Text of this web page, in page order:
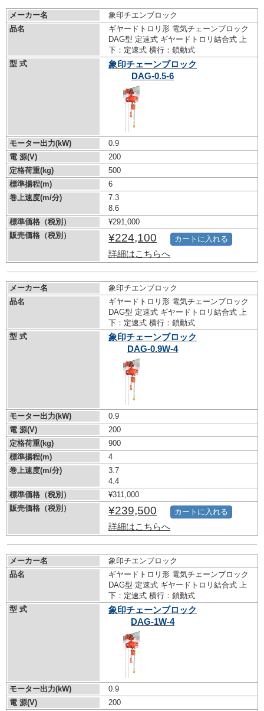
メーカー名
象印チエンブロック
品名
ギヤードトロリ形 電気チェーンブロック
DAG型 定速式 ギヤードトロリ結合式 上
下：定速式 横行：鎖動式
型 式
象印チェーンブロック
DAG-0.5-6
モーター出力(kW)
0.9
電 源(V)
200
定格荷重(kg)
500
標準揚程(m)
6
巻上速度(m/分)
7.3
8.6
標準価格（税別）
¥291,000
販売価格（税別）
¥224,100
詳細はこちらへ
カートに入れる
メーカー名
象印チエンブロック
品名
ギヤードトロリ形 電気チェーンブロック
DAG型 定速式 ギヤードトロリ結合式 上
下：定速式 横行：鎖動式
型 式
象印チェーンブロック
DAG-0.9W-4
モーター出力(kW)
0.9
電 源(V)
200
定格荷重(kg)
900
標準揚程(m)
4
巻上速度(m/分)
3.7
4.4
標準価格（税別）
¥311,000
販売価格（税別）
¥239,500
詳細はこちらへ
カートに入れる
メーカー名
象印チエンブロック
品名
ギヤードトロリ形 電気チェーンブロック
DAG型 定速式 ギヤードトロリ結合式 上
下：定速式 横行：鎖動式
型 式
象印チェーンブロック
DAG-1W-4
モーター出力(kW)
0.9
電 源(V)
200